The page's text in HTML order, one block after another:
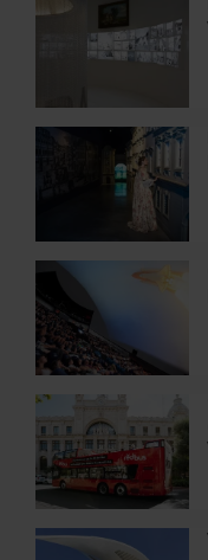
bici
Exposició
ser
valencià»
Exposició
«L'aventura
pensament»
al
MuVIM
Gaudeix
de
la
cartellera
de
projeccions
de
l'Hemisfèric
Tres
autobusos
turístics
diferents
per
a
Visites